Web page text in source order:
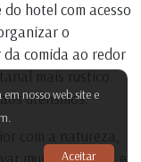
hotel com acesso
o
comida ao redor
mais rústico.
utensílios.
com a natureza,
muitos animais e
nosso web site e
Aceitar